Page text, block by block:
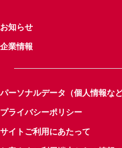
お知らせ
企業情報
パーソナルデータ（個人情報な
プライバシーポリシー
サイトご利用にあたって